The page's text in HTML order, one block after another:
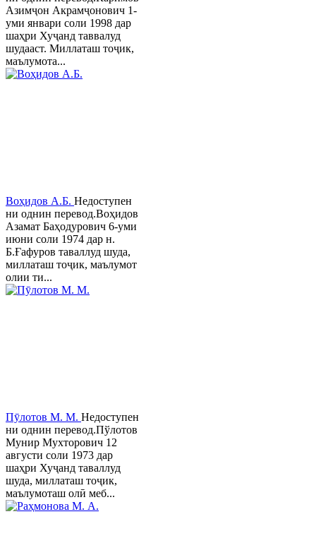
Азимҷон Акрамҷонович 1-
уми январи соли 1998 дар
шаҳри Хуҷанд таввалуд
шудааст. Миллаташ тоҷик,
маълумота...
Воҳидов А.Б. Недоступен
ни однин перевод.Воҳидов
Азамат Баҳодурович 6-уми
июни соли 1974 дар н.
Б.Ғафуров таваллуд шуда,
миллаташ тоҷик, маълумот
олии ти...
Пӯлотов М. М. Недоступен
ни однин перевод.Пўлотов
Мунир Мухторович 12
августи соли 1973 дар
шаҳри Хуҷанд таваллуд
шуда, миллаташ тоҷик,
маълумоташ олӣ меб...